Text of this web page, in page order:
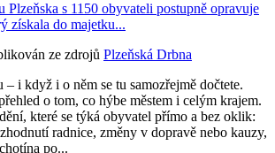
s 1150 obyvateli postupně opravuje
získala do majetku...
ze zdrojů Plzeňská Drbna
i když i o něm se tu samozřejmě dočtete.
o tom, co hýbe městem i celým krajem.
které se týká obyvatel přímo a bez oklik:
radnice, změny v dopravě nebo kauzy,
po...